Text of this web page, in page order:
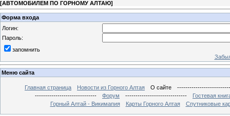
[АВТОМОБИЛЕМ ПО ГОРНОМУ АЛТАЮ]
Форма входа
Логин:
Пароль:
запомнить
Меню сайта
Главная страница Новости из Горного Алтая О сайте
------------------------------
Форум ------------------------------
Гостевая
Горный Алтай - Викимапия
Карты Горного Алтая Спутниковые